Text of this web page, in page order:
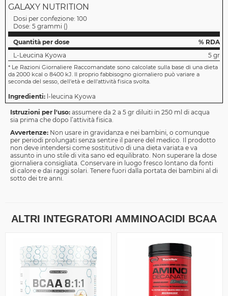
GALAXY NUTRITION
Dosi per confezione: 100
Dose: 5 grammi ()
Quantità per dose
% RDA
L-Leucina Kyowa
5 gr
* Le Razioni Giornaliere Raccomandate sono calcolate sulla base di una dieta
da 2000 kcal o 8400 kJ. Il proprio fabbisogno giornaliero può variare a
seconda del sesso, dell'età e dell'attività fisica svolta.
Ingredienti: l-leucina Kyowa
Istruzioni per l'uso: assumere da 2 a 5 gr diluiti in 250 ml di acqua
sia prima che dopo l’attività fisica.
Avvertenze: Non usare in gravidanza e nei bambini, o comunque
per periodi prolungati senza sentire il parere del medico. Il prodotto
non deve intendersi come sostitutivo di una dieta variata e va
assunto in uno stile di vita sano ed equilibrato. Non superare la dose
giornaliera consigliata. Conservare in luogo fresco lontano da fonti
di calore e dai raggi solari. Tenere fuori dalla portata dei bambini al di
sotto dei tre anni.
ALTRI INTEGRATORI AMMINOACIDI BCAA